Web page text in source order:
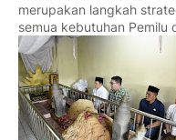
merupakan langkah
semua kebutuhan Pemilu